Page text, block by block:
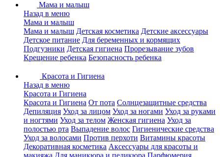
Мама и малыш
Назад в меню
Мама и малыш
Мама и малыш Детская косметика Детские аксессуары
Детское питание Для беременных и кормящих
Подгузники Детская гигиена Прорезывание зубов
Крещение ребенка Безопасность ребенка
Красота и Гигиена
Назад в меню
Красота и Гигиена
Красота и Гигиена От пота Солнцезащитные средства
Депиляция Уход за лицом Уход за ногами Уход за руками
и ногтями Уход за телом Женская гигиена Уход за
полостью рта Выпадение волос Гигиенические средства
Уход за волосами Против перхоти Витамины красоты
Декоративная косметика Аксессуары для красоты и
макияжа Для маникюра и педикюра Парфюмерия